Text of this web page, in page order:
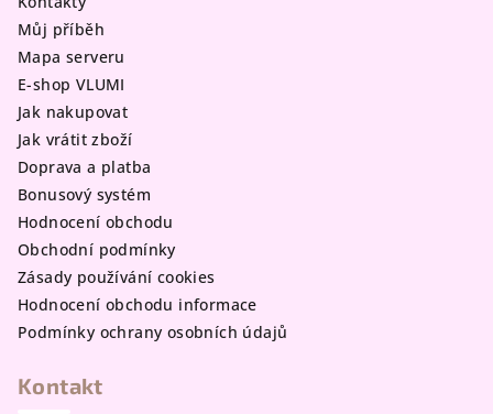
Můj příběh
Mapa serveru
E-shop VLUMI
Jak nakupovat
Jak vrátit zboží
Doprava a platba
Bonusový systém
Hodnocení obchodu
Obchodní podmínky
Zásady používání cookies
Hodnocení obchodu informace
Podmínky ochrany osobních údajů
Kontakt